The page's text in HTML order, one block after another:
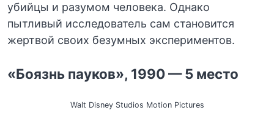
убийцы и разумом человека. Однако
пытливый исследователь сам становится
жертвой своих безумных экспериментов.
«Боязнь пауков», 1990 — 5 место
Walt Disney Studios Motion Pictures